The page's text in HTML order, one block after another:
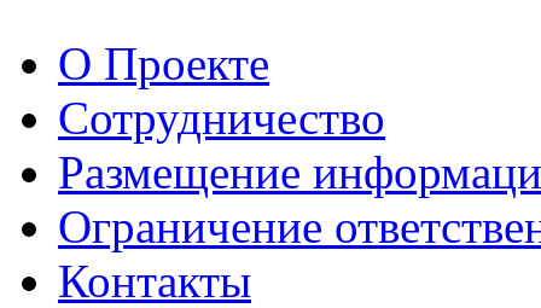
О Проекте
Сотрудничество
Размещение
Ограничение
Контакты